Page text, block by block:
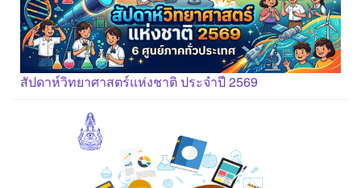
สัปดาห์วิทยาศาสตร์แห่งชาติ ประจำปี 2569